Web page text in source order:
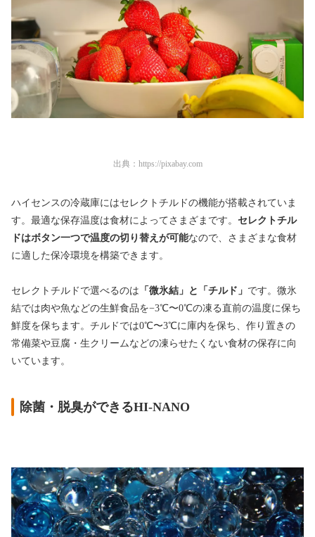
出典： https://pixabay.com
ハイセンスの冷蔵庫にはセレクトチルドの機能が搭載されていま
す。最適な保存温度は食材によってさまざまです。 セレクトチル
ドはボタン一つで温度の切り替えが可能なので、さまざまな食材
に適した保冷環境を構築できます。
セレクトチルドで選べるのは 「微氷結」と「チルド」 です。微氷
結では肉や魚などの生鮮食品を−3℃〜0℃の凍る直前の温度に保ち
鮮度を保ちます。チルドでは0℃〜3℃に庫内を保ち、作り置きの
常備菜や豆腐・生クリームなどの凍らせたくない食材の保存に向
いています。
除菌・脱臭ができるHI-NANO